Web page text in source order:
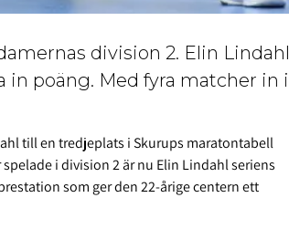
division 2. Elin Lindahl
in poäng. Med fyra matcher in i
till en tredjeplats i Skurups maratontabell
i division 2 är nu Elin Lindahl seriens
som ger den 22-årige centern ett